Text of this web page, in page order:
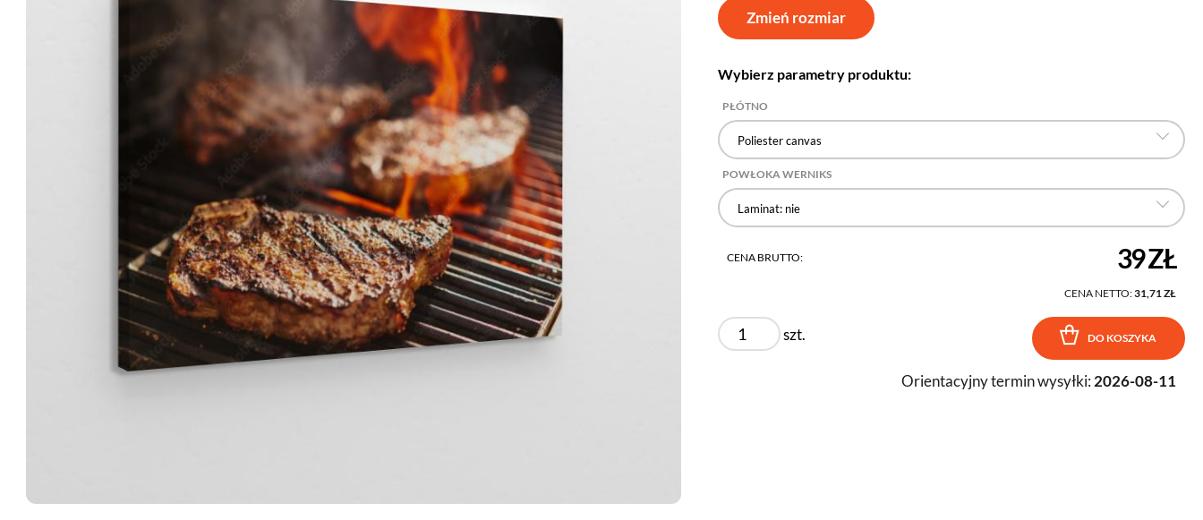
Zmień rozmiar
Wybierz parametry produktu:
PŁÓTNO
Poliester canvas
POWŁOKA WERNIKS
Laminat: nie
CENA BRUTTO: 39 ZŁ
CENA NETTO:31,71 ZŁ
szt. DO KOSZYKA
Orientacyjny termin wysyłki: 2026-08-11